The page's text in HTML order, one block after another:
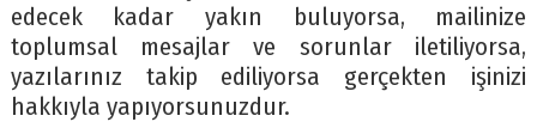
edecek kadar yakın buluyorsa, mailinize
toplumsal mesajlar ve sorunlar iletiliyorsa,
yazılarınız takip ediliyorsa gerçekten işinizi
hakkıyla yapıyorsunuzdur.